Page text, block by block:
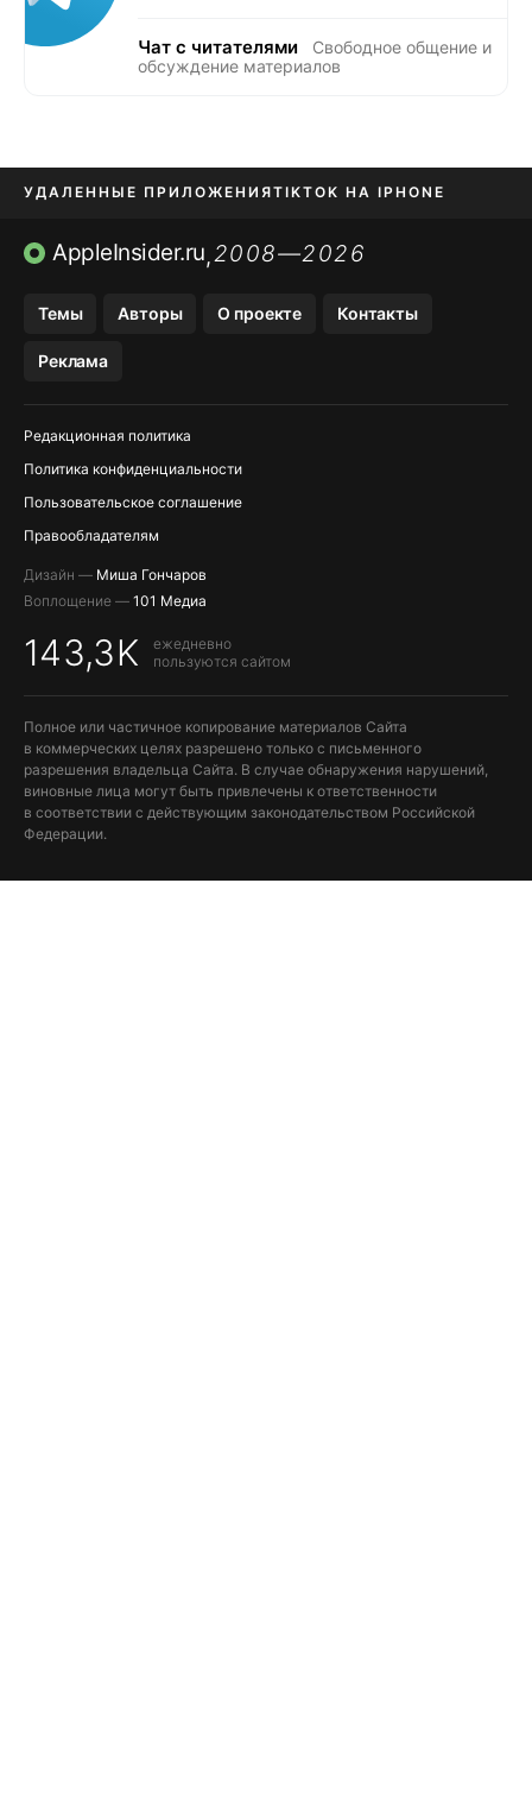
Чат с читателями
Свободное общение и
обсуждение материалов
УДАЛЕННЫЕ ПРИЛОЖЕНИЯTIKTOK НА IPHONE
ПРИЛОЖЕНИЯ БЕЗ APP STORE
AppleInsider.ru,2008—2026
Темы Авторы О проекте Контакты
Реклама
Редакционная политика
Политика конфиденциальности
Пользовательское соглашение
Правообладателям
Дизайн — Миша Гончаров
Воплощение — 101 Медиа
143,3K
ежедневно
пользуются сайтом
Полное или частичное копирование материалов Сайта
в коммерческих целях разрешено только с письменного
разрешения владельца Сайта. В случае обнаружения нарушений,
виновные лица могут быть привлечены к ответственности
в соответствии с действующим законодательством Российской
Федерации.